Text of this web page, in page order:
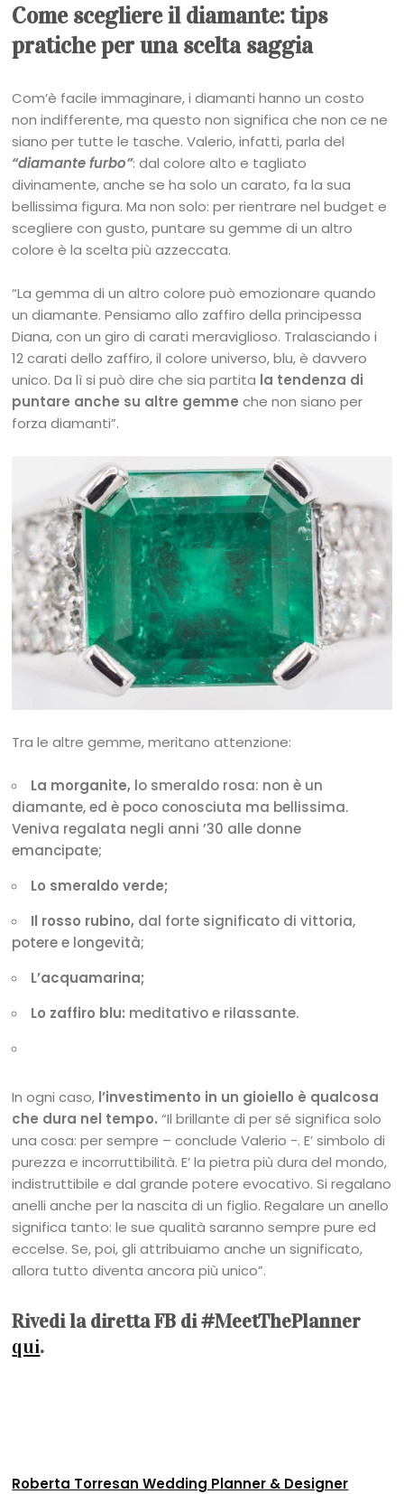
Come scegliere il diamante: tips
pratiche per una scelta saggia
Com’è facile immaginare, i diamanti hanno un costo
non indifferente, ma questo non significa che non ce ne
siano per tutte le tasche. Valerio, infatti, parla del
“diamante furbo”: dal colore alto e tagliato
divinamente, anche se ha solo un carato, fa la sua
bellissima figura. Ma non solo: per rientrare nel budget e
scegliere con gusto, puntare su gemme di un altro
colore è la scelta più azzeccata.
“La gemma di un altro colore può emozionare quando
un diamante. Pensiamo allo zaffiro della principessa
Diana, con un giro di carati meraviglioso. Tralasciando i
12 carati dello zaffiro, il colore universo, blu, è davvero
unico. Da lì si può dire che sia partita la tendenza di
puntare anche su altre gemme che non siano per
forza diamanti”.
Tra le altre gemme, meritano attenzione:
La morganite, lo smeraldo rosa: non è un
diamante, ed è poco conosciuta ma bellissima.
Veniva regalata negli anni ’30 alle donne
emancipate;
Lo smeraldo verde;
Il rosso rubino, dal forte significato di vittoria,
potere e longevità;
L’acquamarina;
Lo zaffiro blu: meditativo e rilassante.
In ogni caso, l’investimento in un gioiello è qualcosa
che dura nel tempo. “Il brillante di per sé significa solo
una cosa: per sempre – conclude Valerio -. E’ simbolo di
purezza e incorruttibilità. E’ la pietra più dura del mondo,
indistruttibile e dal grande potere evocativo. Si regalano
anelli anche per la nascita di un figlio. Regalare un anello
significa tanto: le sue qualità saranno sempre pure ed
eccelse. Se, poi, gli attribuiamo anche un significato,
allora tutto diventa ancora più unico”.
Rivedi la diretta FB di #MeetThePlanner
qui.
Roberta Torresan Wedding Planner & Designer